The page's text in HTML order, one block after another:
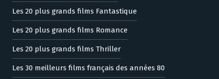
Les 20 plus grands films Fantastique
Les 20 plus grands films Romance
Les 20 plus grands films Thriller
Les 30 meilleurs films français des années 80